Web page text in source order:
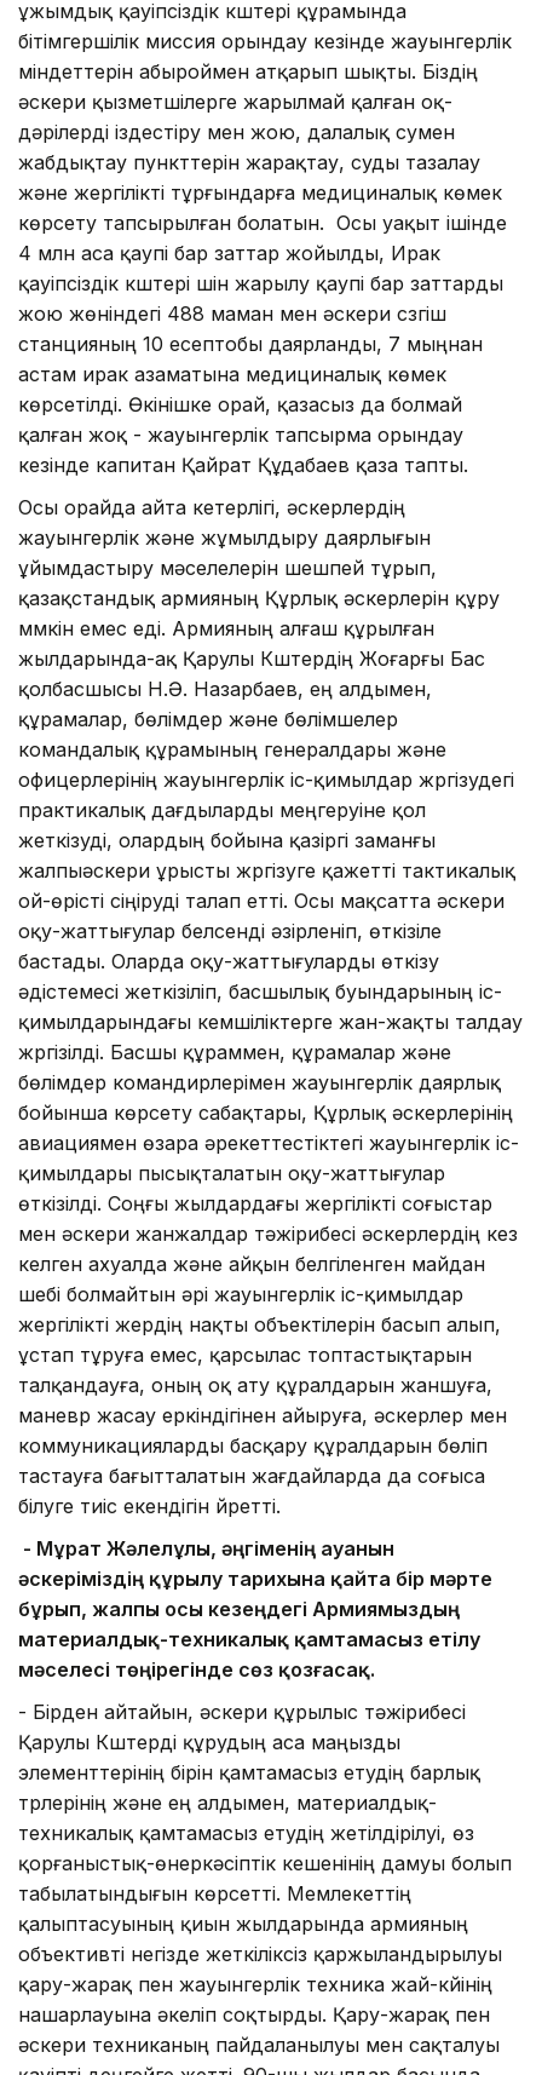
ұжымдық қауіпсіздік күштері құрамында
бітімгершілік миссия орындау кезінде жауынгерлік
міндеттерін абыроймен атқарып шықты. Біздің
әскери қызметшілерге жарылмай қалған оқ-
дәрілерді іздестіру мен жою, далалық сумен
жабдықтау пункттерін жарақтау, суды тазалау
және жергілікті тұрғындарға медициналық көмек
көрсету тапсырылған болатын. Осы уақыт ішінде
4 млн аса қаупі бар заттар жойылды, Ирак
қауіпсіздік күштері үшін жарылу қаупі бар заттарды
жою жөніндегі 488 маман мен әскери сүзгіш
станцияның 10 есептобы даярланды, 7 мыңнан
астам ирак азаматына медициналық көмек
көрсетілді. Өкінішке орай, қазасыз да болмай
қалған жоқ - жауынгерлік тапсырма орындау
кезінде капитан Қайрат Құдабаев қаза тапты.
Осы орайда айта кетерлігі, әскерлердің
жауынгерлік және жұмылдыру даярлығын
ұйымдастыру мәселелерін шешпей тұрып,
қазақстандық армияның Құрлық әскерлерін құру
мүмкін емес еді. Армияның алғаш құрылған
жылдарында-ақ Қарулы Күштердің Жоғарғы Бас
қолбасшысы Н.Ә. Назарбаев, ең алдымен,
құрамалар, бөлімдер және бөлімшелер
командалық құрамының генералдары және
офицерлерінің жауынгерлік іс-қимылдар жүргізудегі
практикалық дағдыларды меңгеруіне қол
жеткізуді, олардың бойына қазіргі заманғы
жалпыәскери ұрысты жүргізуге қажетті тактикалық
ой-өрісті сіңіруді талап етті. Осы мақсатта әскери
оқу-жаттығулар белсенді әзірленіп, өткізіле
бастады. Оларда оқу-жаттығуларды өткізу
әдістемесі жеткізіліп, басшылық буындарының іс-
қимылдарындағы кемшіліктерге жан-жақты талдау
жүргізілді. Басшы құраммен, құрамалар және
бөлімдер командирлерімен жауынгерлік даярлық
бойынша көрсету сабақтары, Құрлық әскерлерінің
авиациямен өзара әрекеттестіктегі жауынгерлік іс-
қимылдары пысықталатын оқу-жаттығулар
өткізілді. Соңғы жылдардағы жергілікті соғыстар
мен әскери жанжалдар тәжірибесі әскерлердің кез
келген ахуалда және айқын белгіленген майдан
шебі болмайтын әрі жауынгерлік іс-қимылдар
жергілікті жердің нақты объектілерін басып алып,
ұстап тұруға емес, қарсылас топтастықтарын
талқандауға, оның оқ ату құралдарын жаншуға,
маневр жасау еркіндігінен айыруға, әскерлер мен
коммуникацияларды басқару құралдарын бөліп
тастауға бағытталатын жағдайларда да соғыса
білуге тиіс екендігін үйретті.
- Мұрат Жәлелұлы, әңгіменің ауанын
әскеріміздің құрылу тарихына қайта бір мәрте
бұрып, жалпы осы кезеңдегі Армиямыздың
материалдық-техникалық қамтамасыз етілу
мәселесі төңірегінде сөз қозғасақ.
- Бірден айтайын, әскери құрылыс тәжірибесі
Қарулы Күштерді құрудың аса маңызды
элементтерінің бірін қамтамасыз етудің барлық
түрлерінің және ең алдымен, материалдық-
техникалық қамтамасыз етудің жетілдірілуі, өз
қорғаныстық-өнеркәсіптік кешенінің дамуы болып
табылатындығын көрсетті. Мемлекеттің
қалыптасуының қиын жылдарында армияның
объективті негізде жеткіліксіз қаржыландырылуы
қару-жарақ пен жауынгерлік техника жай-күйінің
нашарлауына әкеліп соқтырды. Қару-жарақ пен
әскери техниканың пайдаланылуы мен сақталуы